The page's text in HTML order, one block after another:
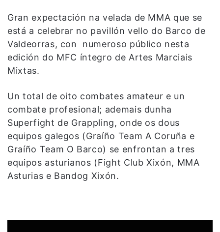
Gran expectación na velada de MMA que se
está a celebrar no pavillón vello do Barco de
Valdeorras, con numeroso público nesta
edición do MFC íntegro de Artes Marciais
Mixtas.
Un total de oito combates amateur e un
combate profesional; ademais dunha
Superfight de Grappling, onde os dous
equipos galegos (Graíño Team A Coruña e
Graíño Team O Barco) se enfrontan a tres
equipos asturianos (Fight Club Xixón, MMA
Asturias e Bandog Xixón.